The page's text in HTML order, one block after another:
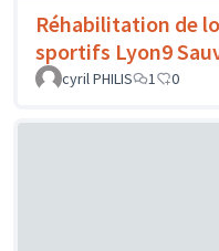
Réhabilitation de
sportifs Lyon9
cyril PHILIS
1 0